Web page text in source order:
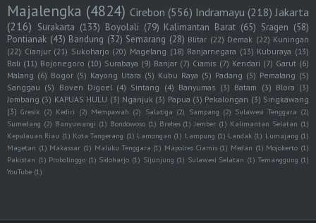
Majalengka (4824) Cirebon (556) Indramayu (218) Jakarta
(216) Surakarta (133) Boyolali (79) Kalimantan Barat (65) Sragen (58)
Pontianak (43) Bandung (32) Semarang (28) Blitar (22) Demak (22) Kuningan
(22) Cianjur (21) Sukoharjo (20) Magelang (18) Banjarnegara (13) Kuburaya (13)
Bali (11) Bojonegoro (10) Surabaya (9) Banjar (7) Ciamis (7) Kendari (7) Garut (6)
Malang (6) Bogor (5) Kayong Utara (5) Kubu Raya (5) Padang (5) Pemalang (5)
Sanggau (5) Boven Digoel (4) Sintang (4) Banyumas (3) Batam (3) Blora (3)
Jombang (3) KAPUAS HULU (3) Nganjuk (3) Papua (3) Pekalongan (3) Singkawang
(3) Gresik (2) Kediri (2) Mempawah (2) Salatiga (2) Sampang (2) Sulawesi Tenggara (2)
Sumedang (2) Banyuwangi (1) Bondowoso (1) Brebes (1) Jember (1) Kalimantan Selatan (1)
Kepulauan Riau (1) Kota Tangerang (1) Lamongan (1) Lampung (1) Landak (1) Lumajang (1)
Magetan (1) Makassar (1) Maluku Tenggara (1) Mapolres Ciamis (1) Medan (1) Mojokerto (1)
Pakistan (1) Probolinggo (1) Sidoharjo (1) Sijunjung (1) Sulawesi Selatan (1) Temanggung (1)
YouTube (1)